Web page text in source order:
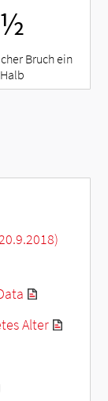
½
Bruch ein
Halb
Alter